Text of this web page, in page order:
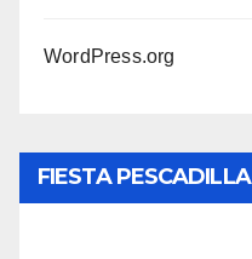
WordPress.org
FIESTA PESCADILLA